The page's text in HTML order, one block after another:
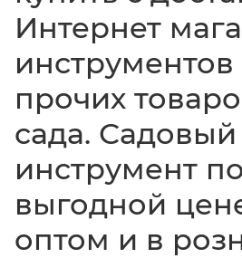
Интернет
инструментов
прочих
сада. Садовый
инструмент
выгодной
оптом и в